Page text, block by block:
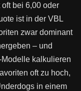
bei 6,00 oder
ist in der VBL
zwar dominant
– und
kalkulieren
oft zu hoch,
in einem